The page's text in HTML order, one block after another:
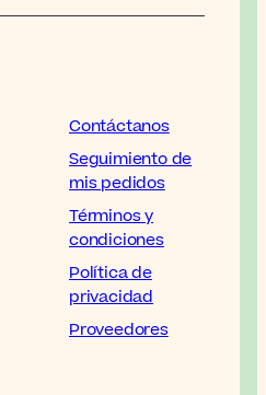
Contáctanos
Seguimiento de
mis pedidos
Términos y
condiciones
Política de
privacidad
Proveedores